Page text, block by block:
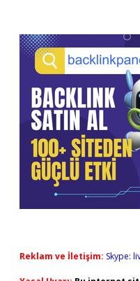
Reklam ve İletişim: Skype: